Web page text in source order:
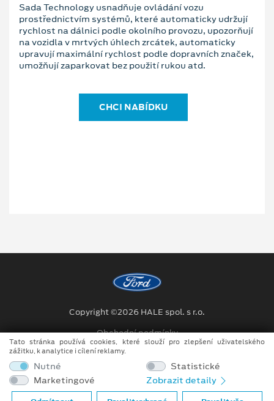
Sada Technology usnadňuje ovládání vozu
prostřednictvím systémů, které automaticky udržují
rychlost na dálnici podle okolního provozu, upozorňují
na vozidla v mrtvých úhlech zrcátek, automaticky
upravují maximální rychlost podle dopravních značek,
umožňují zaparkovat bez použití rukou atd.
CHCI NABÍDKU
Copyright ©2026 HALE spol. s r.o.
Obchodní podmínky
Ochrana osobních údajů
Prohlášení o zpracování údajů konečných zákazníků
Tato stránka používá cookies, které slouží pro zlepšení uživatelského
zážitku, k analytice i cílení reklamy.
Nutné
Statistické
Marketingové
Zobrazit detaily